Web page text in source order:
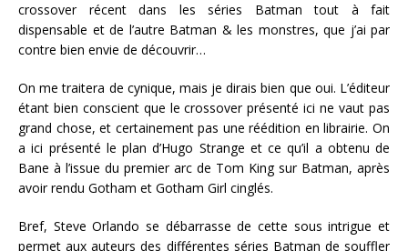
crossover récent dans les séries Batman tout à fait
dispensable et de l’autre Batman & les monstres, que j’ai par
contre bien envie de découvrir…
On me traitera de cynique, mais je dirais bien que oui. L’éditeur
étant bien conscient que le crossover présenté ici ne vaut pas
grand chose, et certainement pas une réédition en librairie. On
a ici présenté le plan d’Hugo Strange et ce qu’il a obtenu de
Bane à l’issue du premier arc de Tom King sur Batman, après
avoir rendu Gotham et Gotham Girl cinglés.
Bref, Steve Orlando se débarrasse de cette sous intrigue et
permet aux auteurs des différentes séries Batman de souffler